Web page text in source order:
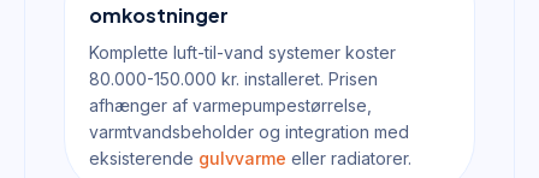
omkostninger
Komplette luft-til-vand systemer koster
80.000-150.000 kr. installeret. Prisen
afhænger af varmepumpestørrelse,
varmtvandsbeholder og integration med
eksisterende gulvvarme eller radiatorer.